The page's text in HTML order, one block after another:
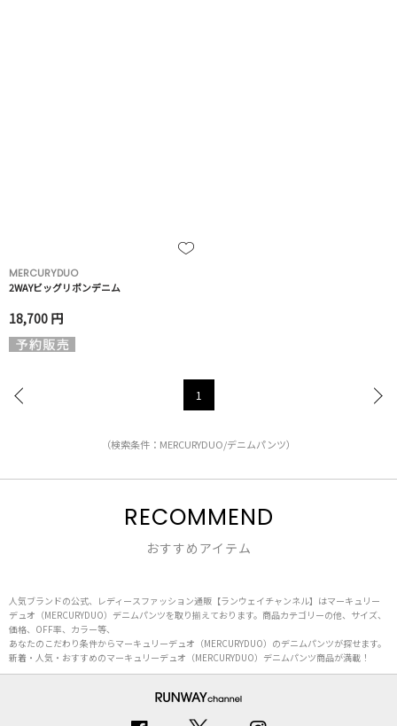
MERCURYDUO
2WAYビッグリボンデニム
18,700 円
1
（検索条件：MERCURYDUO/デニムパンツ）
RECOMMEND
おすすめアイテム
人気ブランドの公式、レディースファッション通販【ランウェイチャンネル】はマーキュリー
デュオ（MERCURYDUO）デニムパンツを取り揃えております。商品カテゴリーの他、サイズ、
価格、OFF率、カラー等、
あなたのこだわり条件からマーキュリーデュオ（MERCURYDUO）のデニムパンツが探せます。
新着・人気・おすすめのマーキュリーデュオ（MERCURYDUO）デニムパンツ商品が満載！